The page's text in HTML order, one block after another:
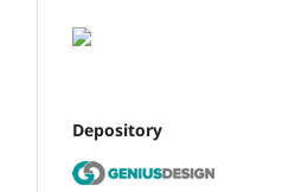
Depository